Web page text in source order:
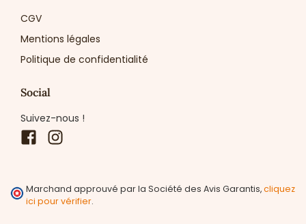
CGV
Mentions légales
Politique de confidentialité
Social
Suivez-nous !
Facebook
Marchand approuvé par la Société des Avis Garantis,cliquez
ici pour vérifier.